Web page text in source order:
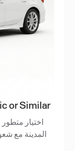
or Similar
اختيار